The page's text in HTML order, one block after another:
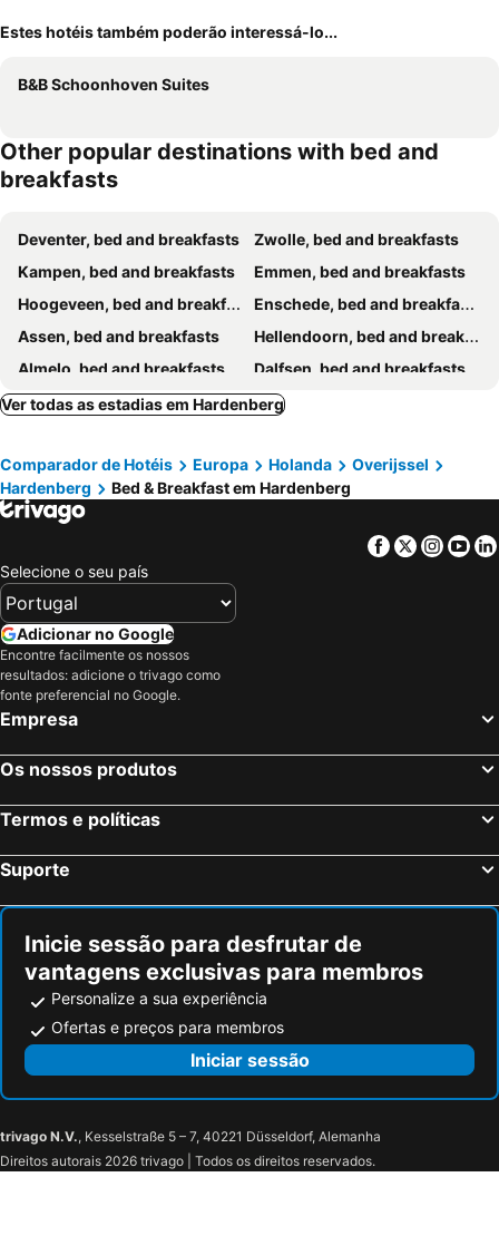
Estes hotéis também poderão interessá-lo...
B&B Schoonhoven Suites
Other popular destinations with bed and
breakfasts
Deventer, bed and breakfasts
Zwolle, bed and breakfasts
Kampen, bed and breakfasts
Emmen, bed and breakfasts
Hoogeveen, bed and breakfasts
Enschede, bed and breakfasts
Assen, bed and breakfasts
Hellendoorn, bed and breakfasts
Almelo, bed and breakfasts
Dalfsen, bed and breakfasts
Lochem, bed and breakfasts
Meppel, bed and breakfasts
Midden-Drenthe, bed and breakfasts
Bergentheim, bed and breakfasts
Ter Apel, bed and breakfasts
Coevorden, bed and breakfasts
Epe, bed and breakfasts
Heerde, bed and breakfasts
Losser, bed and breakfasts
Ruinen, bed and breakfasts
Ommen, bed and breakfasts
Haaksbergen, bed and breakfasts
Appelscha, bed and breakfasts
Giethoorn, bed and breakfasts
Blokzijl, bed and breakfasts
Bornerbroek, bed and breakfasts
Neuenhaus, bed and breakfasts
Diepenheim, bed and breakfasts
Zuidwolde, bed and breakfasts
Emlichheim, bed and breakfasts
Ver todas as estadias em Hardenberg
Comparador de Hotéis Europa Holanda
Overijssel
Hardenberg
Bed & Breakfast em Hardenberg
Facebook
Twitter
Selecione o seu país
Adicionar no Google
Encontre facilmente os nossos
resultados: adicione o trivago como
fonte preferencial no Google.
Empresa
Os nossos produtos
Termos e políticas
Suporte
Inicie sessão para desfrutar de
vantagens exclusivas para membros
Personalize a sua experiência
Ofertas e preços para membros
Iniciar sessão
trivago N.V., Kesselstraße 5 – 7, 40221 Düsseldorf, Alemanha
Direitos autorais 2026 trivago | Todos os direitos reservados.